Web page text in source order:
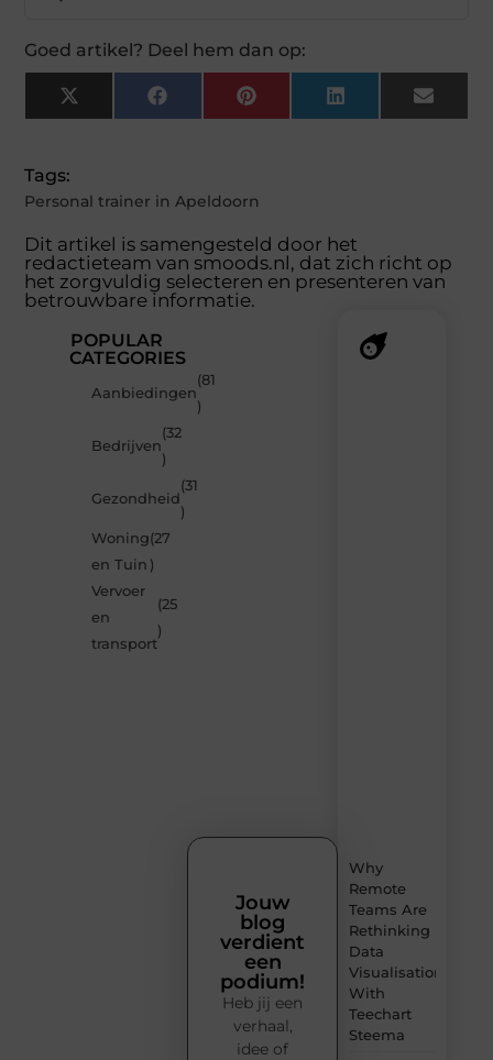
Goed artikel? Deel hem dan op:
X
(Twitter)
FacebookPinterestLinkedInEmail
Tags:
Personal trainer in Apeldoorn
Dit artikel is samengesteld door het
redactieteam van smoods.nl, dat zich richt op
het zorgvuldig selecteren en presenteren van
betrouwbare informatie.
POPULAR
CATEGORIES
Aanbiedingen
(81
)
Bedrijven
(32
)
Gezondheid
(31
)
Woning
en Tuin
(27
)
Vervoer
en
transport
(25
)
Why
Remote
Teams Are
Rethinking
Data
Visualisation
With
Teechart
Steema
Jouw
blog
verdient
een
podium!
Heb jij een
verhaal,
idee of